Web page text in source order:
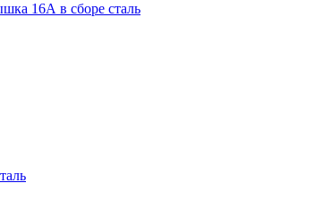
16А в сборе сталь